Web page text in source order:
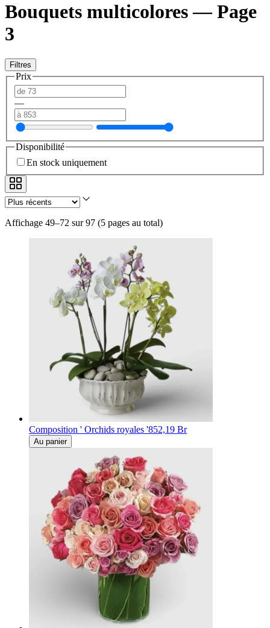
Bouquets multicolores — Page
3
Filtres
Prix
—
Disponibilité
En stock uniquement
Affichage 49–72 sur 97 (5 pages au total)
Composition ' Orchids royales '852,19 Br
Au panier